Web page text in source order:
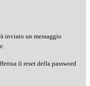
inviato un messaggio
il reset della password